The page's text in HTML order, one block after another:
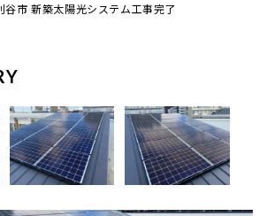
谷市 新築太陽光システム工事完了